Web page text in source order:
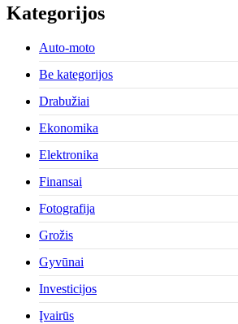
Kategorijos
Auto-moto
Be kategorijos
Drabužiai
Ekonomika
Elektronika
Finansai
Fotografija
Grožis
Gyvūnai
Investicijos
Įvairūs